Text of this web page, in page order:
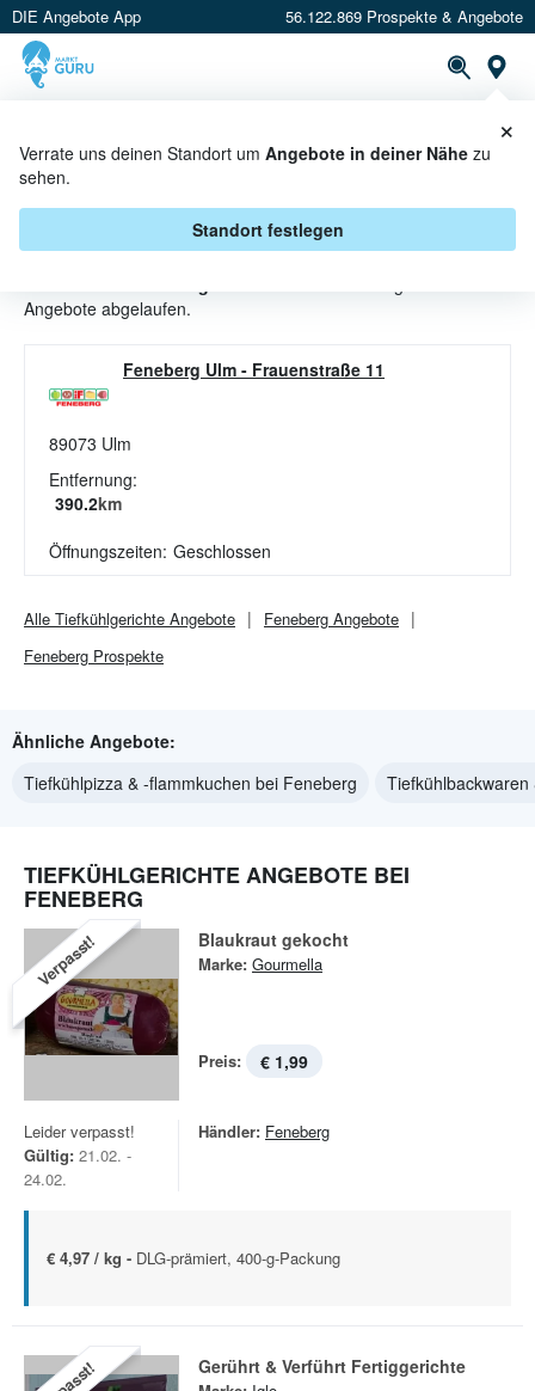
DIE Angebote App 56.122.869 Prospekte & Angebote
Verrate uns deinen Standort um Angebote in deiner Nähe zu
sehen.
Standort festlegen
×
TIEFKÜHLGERICHTE ANGEBOTE
& AKTIONEN BEI FENEBERG
Angebote abgelaufen.
Feneberg Ulm - Frauenstraße 11
89073 Ulm
Entfernung:
390.2km
Öffnungszeiten: Geschlossen
Alle Tiefkühlgerichte Angebote Feneberg Angebote
Feneberg Prospekte
Ähnliche Angebote:
Tiefkühlpizza & -flammkuchen bei Feneberg
TIEFKÜHLGERICHTE ANGEBOTE BEI
FENEBERG
Verpasst! Blaukraut gekocht
Marke: Gourmella
Preis: € 1,99
Leider verpasst!
Gültig: 21.02. -
24.02.
Händler: Feneberg
€ 4,97 / kg - DLG-prämiert, 400-g-Packung
Gerührt & Verführt Fertiggerichte